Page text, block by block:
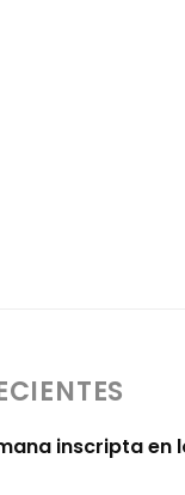
inscripta en